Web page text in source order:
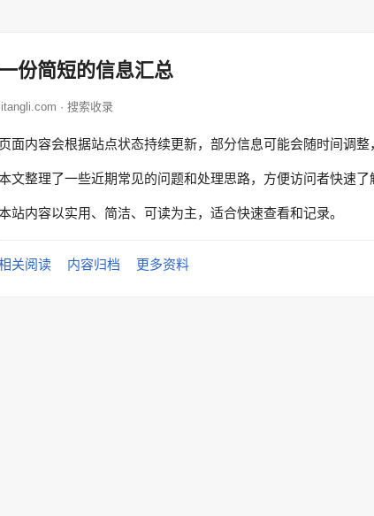
一份简短的信息汇总
jitangli.com · 搜索收录
页面内容会根据站点状态持续更新，部分信息可能会随时间调整
文整理了一些近期常见的问题和处理思路，方便访问者快速了
站内容以实用、简洁、可读为主，适合快速查看和记录。
关阅读 内容归档 更多资料